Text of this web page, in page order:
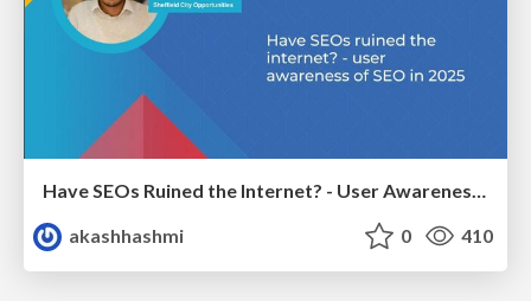
Have SEOs Ruined the Internet? - User Awareness of SEO in 2025
akashhashmi
0 410